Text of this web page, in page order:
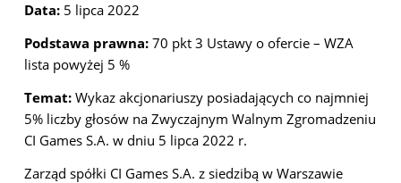
Data: 5 lipca 2022
Podstawa prawna:70 pkt 3 Ustawy o ofercie – WZA
lista powyżej 5 %
Temat:Wykaz akcjonariuszy posiadających co najmniej
5% liczby głosów na Zwyczajnym Walnym Zgromadzeniu
CI Games S.A. w dniu 5 lipca 2022 r.
Zarząd spółki CI Games S.A. z siedzibą w Warszawie